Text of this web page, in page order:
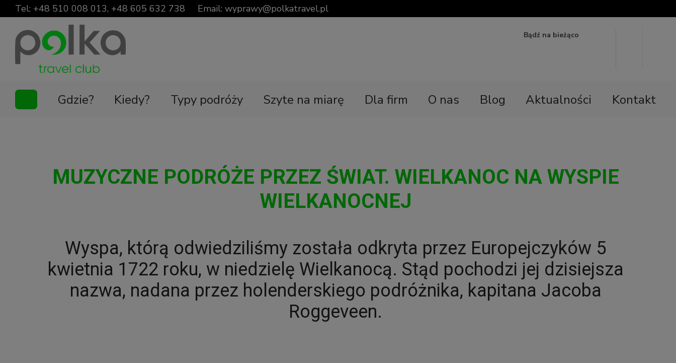
Tel: +48 510 008 013, +48 605 632 738 Email: wyprawy@polkatravel.pl
Bądź na bieżąco
Gdzie? Kiedy? Typy podróży Szyte na miarę Dla firm O nas Blog Aktualności Kontakt
MUZYCZNE PODRÓŻE PRZEZ ŚWIAT. WIELKANOC NA WYSPIE
WIELKANOCNEJ
Wyspa, którą odwiedziliśmy została odkryta przez Europejczyków 5
kwietnia 1722 roku, w niedzielę Wielkanocą. Stąd pochodzi jej dzisiejsza
nazwa, nadana przez holenderskiego podróżnika, kapitana Jacoba
Roggeveen.